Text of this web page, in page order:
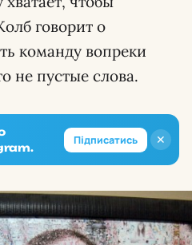
говорит о
команду вопреки
не пустые слова.
✕
Підписатись